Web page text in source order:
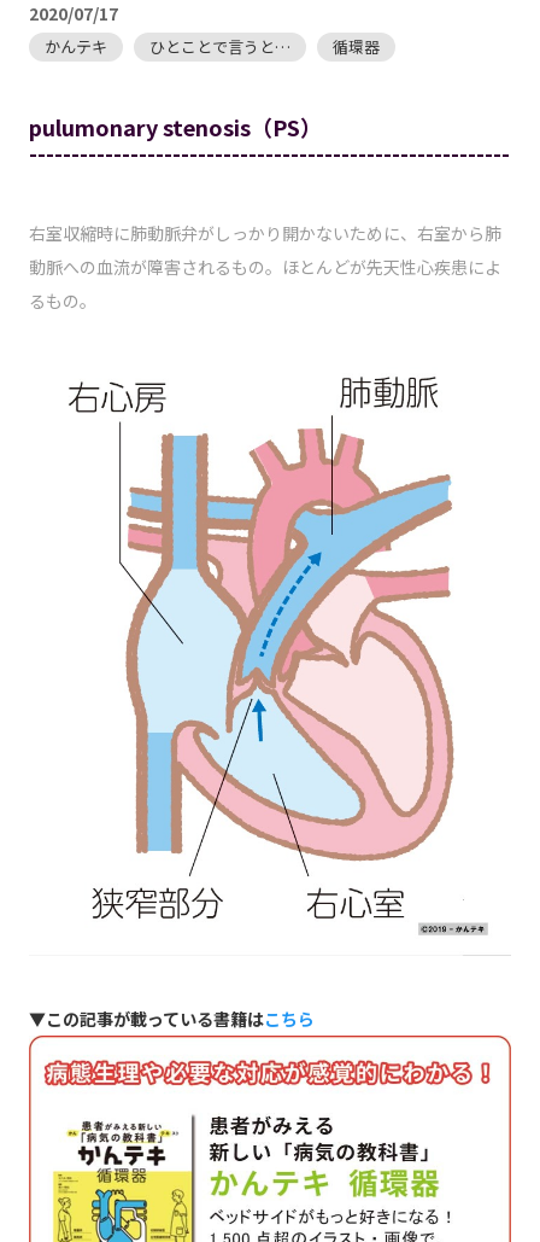
2020/07/17
かんテキ ひとことで言うと… 循環器
pulumonary stenosis（PS）
---------------------------------------------------------
右室収縮時に肺動脈弁がしっかり開かないために、右室から肺
動脈への血流が障害されるもの。ほとんどが先天性心疾患によ
るもの。
▼この記事が載っている書籍はこちら